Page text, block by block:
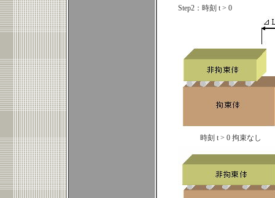
Step2：時刻 t > 0
時刻 t > 0 拘束なし